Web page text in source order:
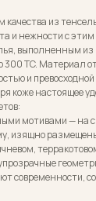
качества из
и нежности с
выполненным из
TC. Материал
и превосходной
коже настоящее
мотивами — на
изящно
современности,